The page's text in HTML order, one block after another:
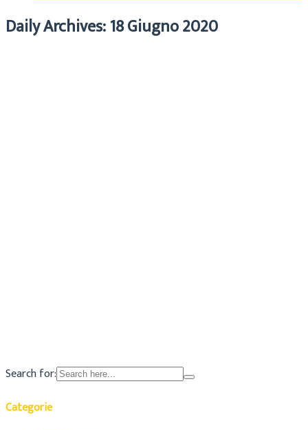
Daily Archives: 18 Giugno 2020
Search for:
Categorie